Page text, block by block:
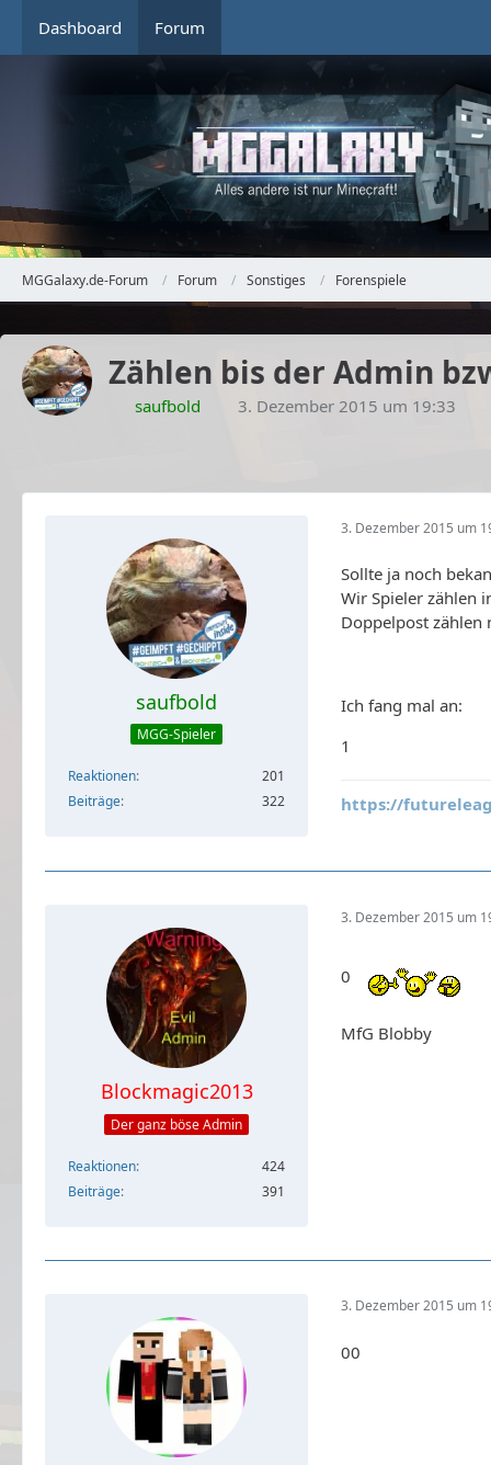
Dashboard Forum
MGGalaxy.de-Forum Forum Sonstiges Forenspiele
Zählen bis der Admin
saufbold 3. Dezember 2015 um 19:33
saufbold
MGG-Spieler
Reaktionen
201
Beiträge
322
3. Dezember 2015 um
Sollte ja noch
Wir Spieler zählen
Doppelpost zählen
Ich fang mal an:
1
https://
Blockmagic2013
Der ganz böse Admin
Reaktionen
424
Beiträge
391
3. Dezember 2015 um
0
MfG Blobby
3. Dezember 2015 um
00